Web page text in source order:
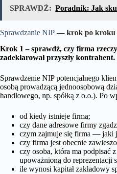
SPRAWDŹ: Poradnik: Jak
Sprawdzanie NIP — krok po kroku
Krok 1 – sprawdź, czy firma
zadeklarował przyszły kontrahent.
Sprawdzenie NIP potencjalnego
osobą prowadzącą jednoosobową
handlowego, np. spółką z o.o.). Po
od kiedy istnieje firma;
czy dane adresowe firmy
czym zajmuje się firma — jaki
czy firma jest obecnie
czy osoba, która ma podpisać
upoważnioną do reprezentacji
ile wynosi kapitał zakładowy